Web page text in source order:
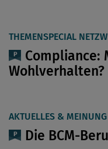
THEMENSPECIAL
Compliance:
Wohlverhalten?
AKTUELLES & MEINUNG
Die BCM-